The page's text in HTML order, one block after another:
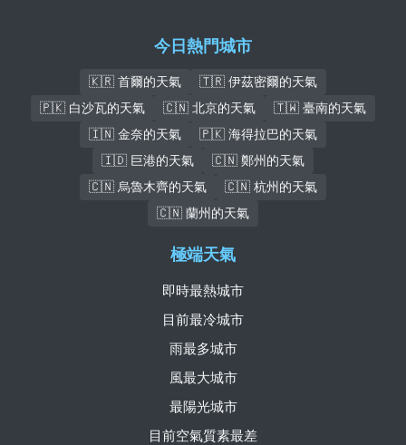
今日熱門城市
🇰🇷 首爾的天氣
🇹🇷 伊茲密爾的天氣
🇵🇰 白沙瓦的天氣
🇨🇳 北京的天氣
🇹🇼 臺南的天氣
🇮🇳 金奈的天氣
🇵🇰 海得拉巴的天氣
🇮🇩 巨港的天氣
🇨🇳 鄭州的天氣
🇨🇳 烏魯木齊的天氣
🇨🇳 杭州的天氣
🇨🇳 蘭州的天氣
極端天氣
即時最熱城市
目前最冷城市
雨最多城市
風最大城市
最陽光城市
目前空氣質素最差